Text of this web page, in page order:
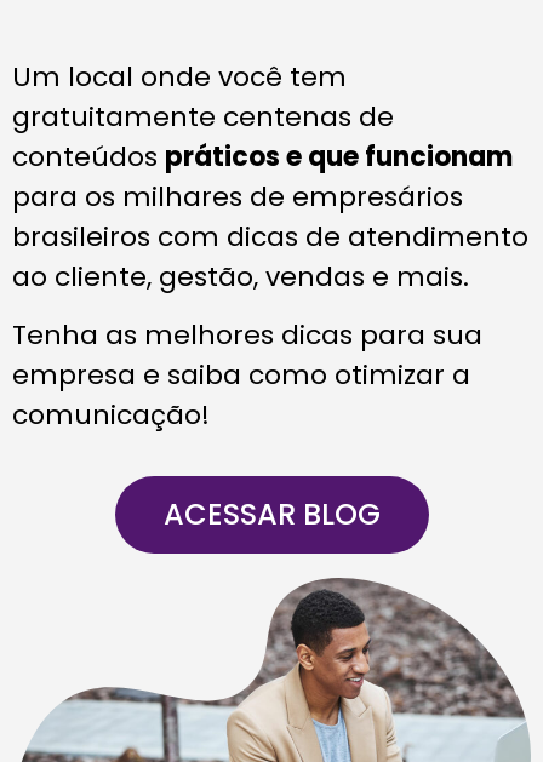
Um local onde você tem
gratuitamente centenas de
conteúdos práticos e que funcionam
para os milhares de empresários
brasileiros com dicas de atendimento
ao cliente, gestão, vendas e mais.
Tenha as melhores dicas para sua
empresa e saiba como otimizar a
comunicação!
ACESSAR BLOG